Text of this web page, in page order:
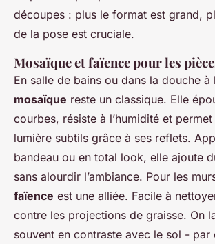
découpes : plus le format est grand,
de la pose est cruciale.
Mosaïque et faïence pour les
En salle de bains ou dans la douche à
mosaïque reste un classique. Elle
courbes, résiste à l’humidité et
lumière subtils grâce à ses reflets.
bandeau ou en total look, elle ajoute
sans alourdir l’ambiance. Pour les
faïence est une alliée. Facile à
contre les projections de graisse. On
souvent en contraste avec le sol - par